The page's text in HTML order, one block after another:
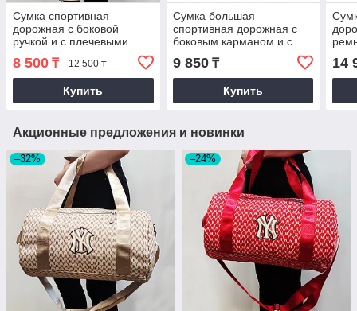
Сумка спортивная
дорожная с боковой
ручкой и с плечевыми
ремнями 306 40*23*23 см
бежевая
8 500 ₸ 12 500 ₸
Купить
Сумка большая
спортивная дорожная с
боковым карманом и с
плечевыми ремнями
серая 53*30*23 см (#807)
9 850₸
Купить
14
Акционные предложения и новинки
–32% –24%